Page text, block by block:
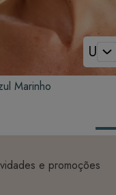
U
Marinho
e promoções